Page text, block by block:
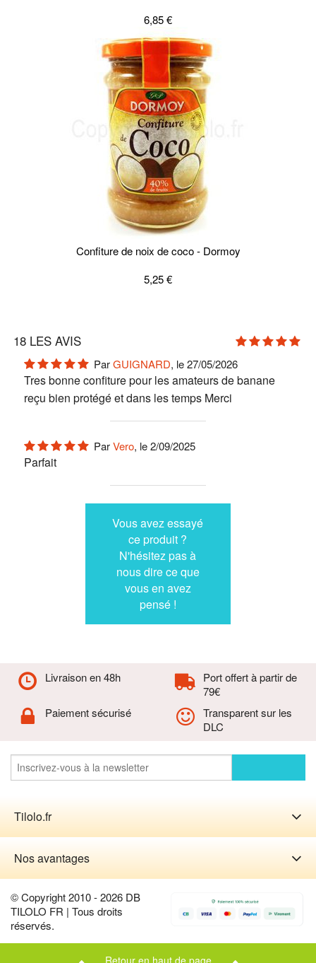
6,85 €
Confiture de noix de coco - Dormoy
5,25 €
18LES AVIS
ParGUIGNARD, le 27/05/2026
Tres bonne confiture pour les amateurs de banane
reçu bien protégé et dans les temps Merci
ParVero, le 2/09/2025
Parfait
Vous avez essayé
ce produit ?
N'hésitez pas à
nous dire ce que
vous en avez
pensé !
Livraison en 48h
Port offert à partir de
79€
Paiement sécurisé
Transparent sur les
DLC
Tilolo.fr
Nos avantages
© Copyright 2010 - 2026 DB
TILOLO FR | Tous droits
réservés.
Retour en haut de page